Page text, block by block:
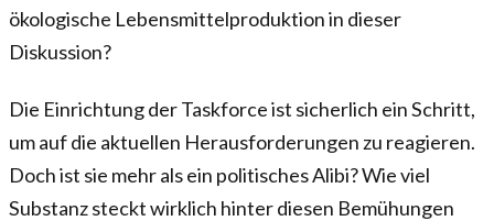
ökologische Lebensmittelproduktion in dieser
Diskussion?
Die Einrichtung der Taskforce ist sicherlich ein Schritt,
um auf die aktuellen Herausforderungen zu reagieren.
Doch ist sie mehr als ein politisches Alibi? Wie viel
Substanz steckt wirklich hinter diesen Bemühungen